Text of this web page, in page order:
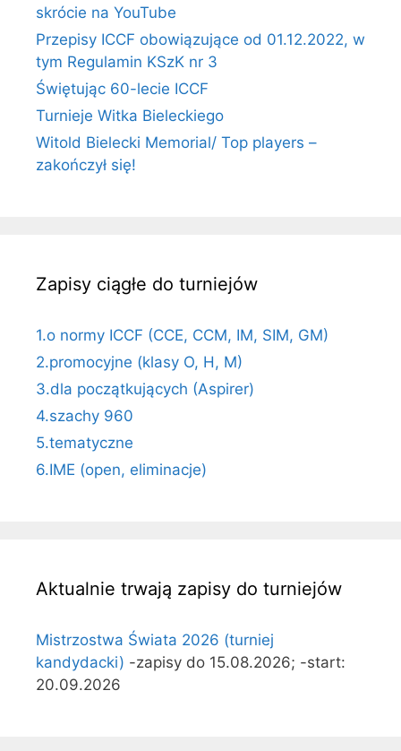
skrócie na YouTube
Przepisy ICCF obowiązujące od 01.12.2022, w
tym Regulamin KSzK nr 3
Świętując 60-lecie ICCF
Turnieje Witka Bieleckiego
Witold Bielecki Memorial/ Top players –
zakończył się!
Zapisy ciągłe do turniejów
1.o normy ICCF (CCE, CCM, IM, SIM, GM)
2.promocyjne (klasy O, H, M)
3.dla początkujących (Aspirer)
4.szachy 960
5.tematyczne
6.IME (open, eliminacje)
Aktualnie trwają zapisy do turniejów
Mistrzostwa Świata 2026 (turniej
kandydacki) -zapisy do 15.08.2026; -start:
20.09.2026